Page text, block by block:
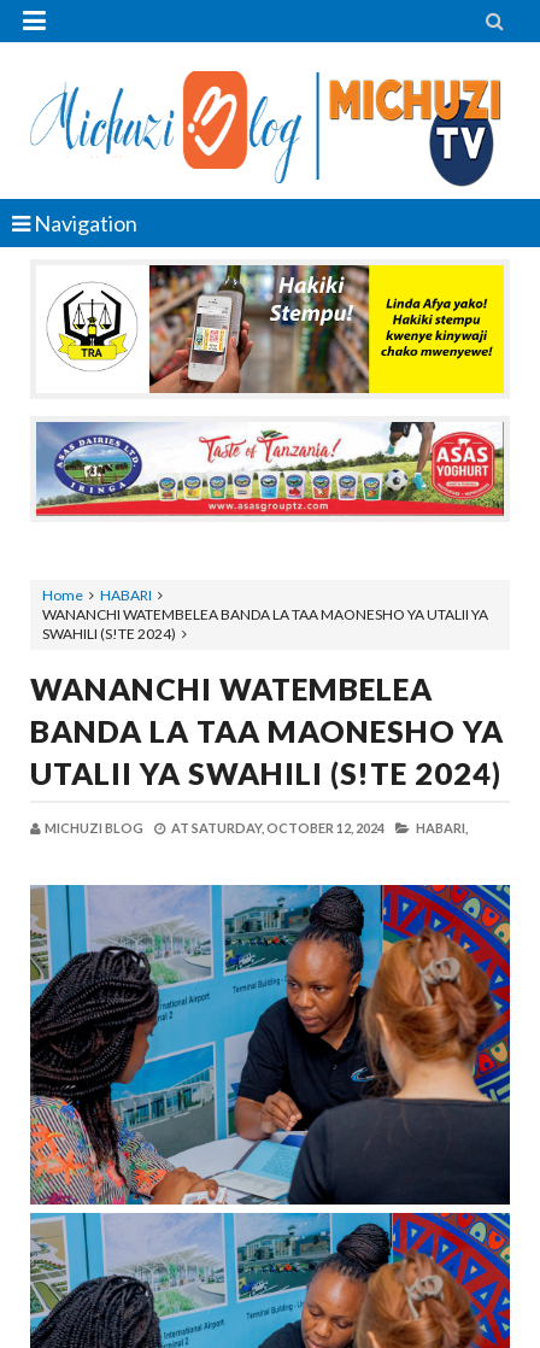
 
Navigation
Home
HABARI
WANANCHI WATEMBELEA BANDA LA TAA MAONESHO YA UTALII YA
SWAHILI (S!TE 2024)
WANANCHI WATEMBELEA
BANDA LA TAA MAONESHO YA
UTALII YA SWAHILI (S!TE 2024)
MICHUZI BLOG AT SATURDAY, OCTOBER 12, 2024 HABARI,